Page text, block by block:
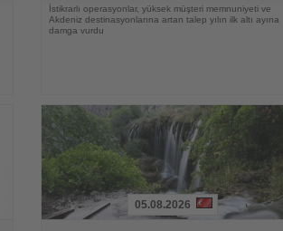
İstikrarlı operasyonlar, yüksek müşteri memnuniyeti ve
Akdeniz destinasyonlarına artan talep yılın ilk altı ayına
damga vurdu
05.08.2026